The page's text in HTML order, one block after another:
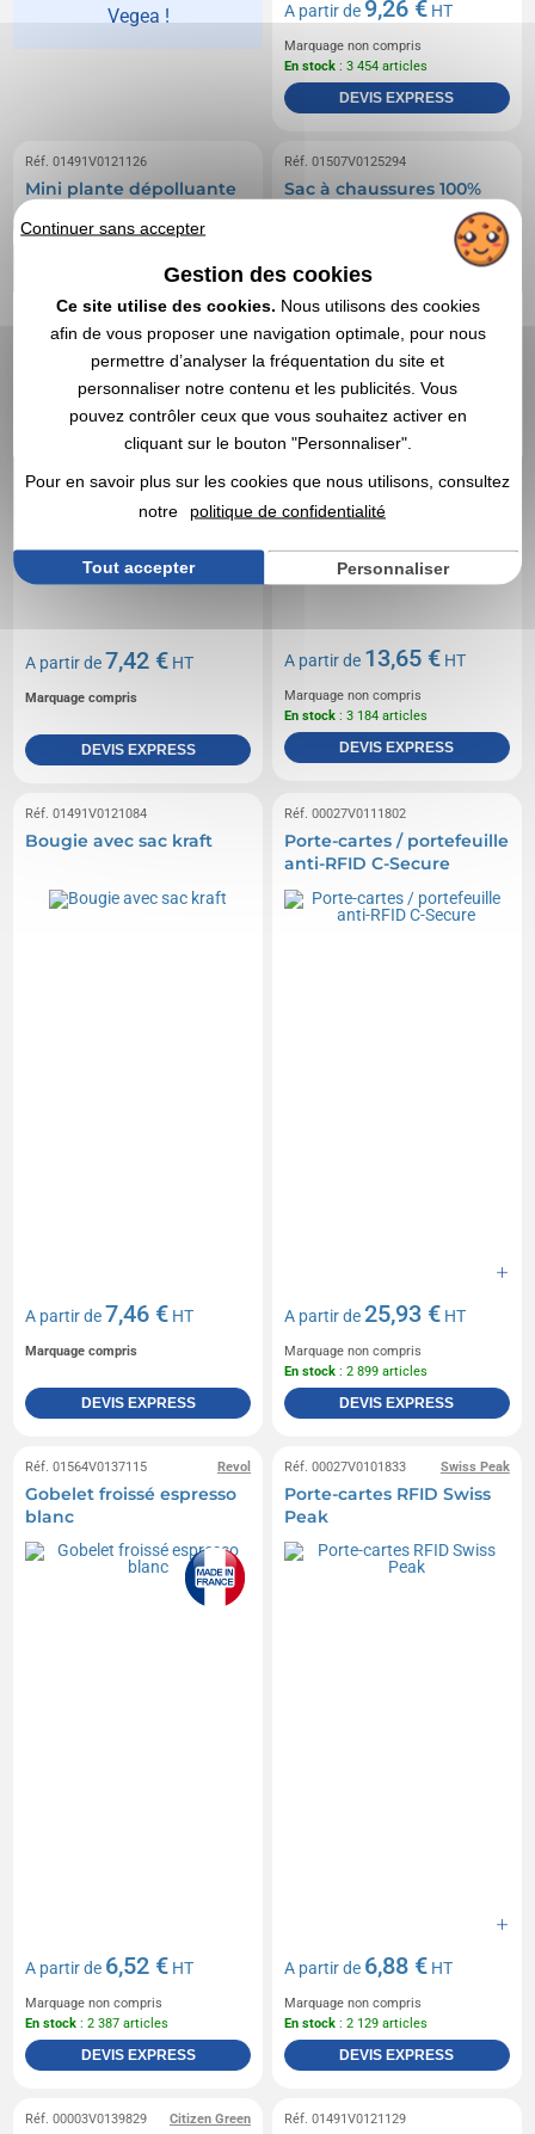
Vegea ! A partir de 9,26 € HT
Marquage non compris
En stock : 3 454 articles
DEVIS EXPRESS
Réf. 01491V0121126
Mini plante dépolluante
A partir de 7,42 € HT
Marquage compris
DEVIS EXPRESS
Réf. 01507V0125294
Sac à chaussures 100%
A partir de 13,65 € HT
Marquage non compris
En stock : 3 184 articles
DEVIS EXPRESS
Réf. 01491V0121084
Bougie avec sac kraft
A partir de 7,46 € HT
Marquage compris
DEVIS EXPRESS
Réf. 00027V0111802
Porte-cartes / portefeuille
anti-RFID C-Secure
A partir de25,93 € HT
Marquage non compris
En stock : 2 899 articles
DEVIS EXPRESS
Revol
Réf. 01564V0137115
Gobelet froissé espresso
blanc
A partir de 6,52 € HT
Marquage non compris
En stock : 2 387 articles
DEVIS EXPRESS
Swiss Peak
Réf. 00027V0101833
Porte-cartes RFID Swiss
Peak
A partir de 6,88 € HT
Marquage non compris
En stock : 2 129 articles
DEVIS EXPRESS
Citizen Green
Réf. 00003V0139829 Réf. 01491V0121129
Continuer sans accepter
Gestion des cookies
Ce site utilise des cookies. Nous utilisons des cookies
afin de vous proposer une navigation optimale, pour nous
permettre d’analyser la fréquentation du site et
personnaliser notre contenu et les publicités. Vous
pouvez contrôler ceux que vous souhaitez activer en
cliquant sur le bouton "Personnaliser".
Pour en savoir plus sur les cookies que nous utilisons, consultez
notre
politique de confidentialité
Tout accepter Personnaliser